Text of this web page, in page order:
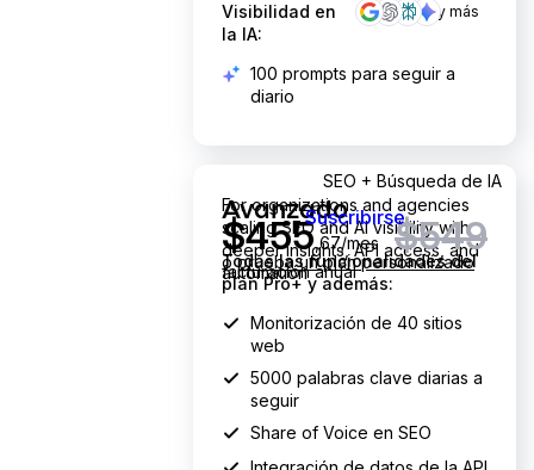
Visibilidad en
la IA:
y más
100 prompts para seguir a
diario
Avanzado
SEO + Búsqueda de IA
For organizations and agencies
scaling SEO and AI visibility with
deeper insights, API access, and
automation
455.67 dólares al mes
$455,67/mes
facturación anual
en lugar de 549 dólares al mes
$549
Suscribirse
oprueba un plan personalizado
Todas las funcionalidades del
plan Pro+ y además:
Monitorización de 40 sitios
web
5000 palabras clave diarias a
seguir
Share of Voice en SEO